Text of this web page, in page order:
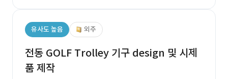
유사도 높음 외주
전동 GOLF Trolley 기구 design 및 시제
품 제작